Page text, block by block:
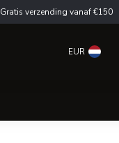
Gratis verzending vanaf €150
EUR